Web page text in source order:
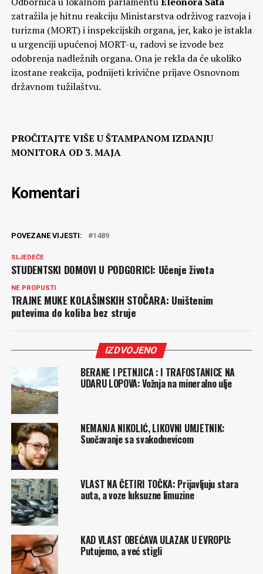
zatražila je hitnu reakciju Ministarstva održivog razvoja i
turizma (MORT) i inspekcijskih organa, jer, kako je istakla
u urgenciji upućenoj MORT-u, radovi se izvode bez
odobrenja nadležnih organa. Ona je rekla da će ukoliko
izostane reakcija, podnijeti krivične prijave Osnovnom
državnom tužilaštvu.
PROČITAJTE VIŠE U ŠTAMPANOM IZDANJU
MONITORA OD 3. MAJA
Komentari
POVEZANE VIJESTI: 1489
SLJEDEĆE
STUDENTSKI DOMOVI U PODGORICI: Učenje života
NE PROPUSTI
TRAJNE MUKE KOLAŠINSKIH STOČARA: Uništenim
putevima do koliba bez struje
IZDVOJENO
BERANE I PETNJICA : I TRAFOSTANICE NA
UDARU LOPOVA: Vožnja na mineralno ulje
NEMANJA NIKOLIĆ, LIKOVNI UMJETNIK:
Suočavanje sa svakodnevicom
VLAST NA ČETIRI TOČKA: Prijavljuju stara
auta, a voze luksuzne limuzine
KAD VLAST OBEĆAVA ULAZAK U EVROPU:
Putujemo, a već stigli